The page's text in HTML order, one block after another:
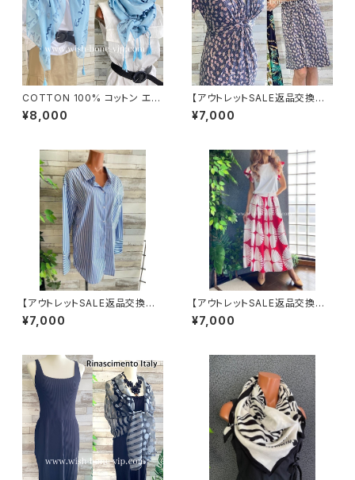
COTTON 100% コットン エッ
フェル塔 インポート大判ストー
ル ・心地よい肌触りのスカーフ/
¥8,000
【アウトレットSALE返品交換不
可フランス製インポートワンピー
ス｜FIFILLES de PARIS フィ
ワンピース/シック(T2)(T3)
¥7,000
【アウトレットSALE返品交換不
可8/20まで】フランスインポー
ト・BIGシャツ｜ピンストライプ
¥7,000
【アウトレットSALE返品交換不
可8/20まで】イタリア製インポ
ート セットアップドレス｜ロング
(M)(L)(XL)
¥7,000